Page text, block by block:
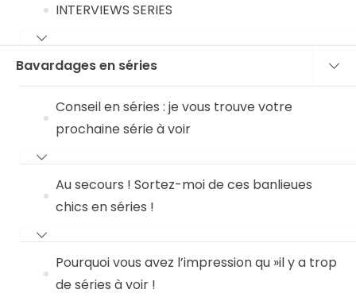
INTERVIEWS SERIES
Bavardages en séries
Conseil en séries : je vous trouve votre
prochaine série à voir
Au secours ! Sortez-moi de ces banlieues
chics en séries !
Pourquoi vous avez l’impression qu »il y a trop
de séries à voir !